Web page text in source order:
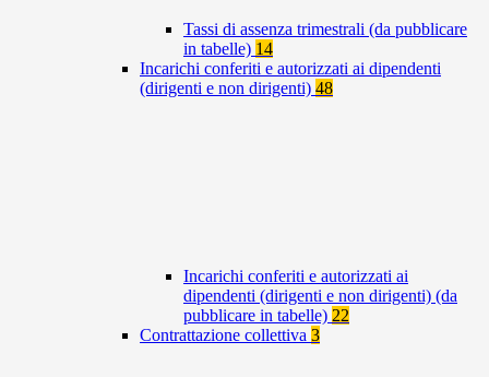
Tassi di assenza trimestrali (da pubblicare
in tabelle) 14
Incarichi conferiti e autorizzati ai dipendenti
(dirigenti e non dirigenti) 48
Incarichi conferiti e autorizzati ai
dipendenti (dirigenti e non dirigenti) (da
pubblicare in tabelle) 22
Contrattazione collettiva 3